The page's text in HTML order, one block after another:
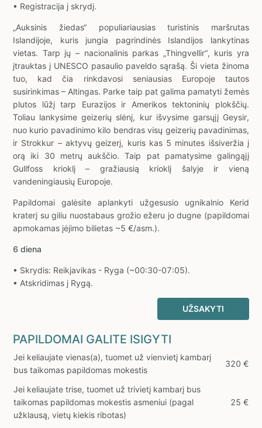
• Registracija į skrydį.
„Auksinis žiedas“ populiariausias turistinis maršrutas
Islandijoje, kuris jungia pagrindinės Islandijos lankytinas
vietas. Tarp jų – nacionalinis parkas „Thingvellir“, kuris yra
įtrauktas į UNESCO pasaulio paveldo sąrašą. Ši vieta žinoma
tuo, kad čia rinkdavosi seniausias Europoje tautos
susirinkimas – Altingas. Parke taip pat galima pamatyti žemės
plutos lūžį tarp Eurazijos ir Amerikos tektoninių plokščių.
Toliau lankysime geizerių slėnį, kur išvysime garsųjį Geysir,
nuo kurio pavadinimo kilo bendras visų geizerių pavadinimas,
ir Strokkur – aktyvų geizerį, kuris kas 5 minutes išsiveržia į
orą iki 30 metrų aukščio. Taip pat pamatysime galingąjį
Gullfoss krioklį – gražiausią krioklį šalyje ir vieną
vandeningiausių Europoje.
Papildomai galėsite aplankyti užgesusio ugnikalnio Kerid
kraterį su giliu nuostabaus grožio ežeru jo dugne (papildomai
apmokamas įėjimo bilietas ~5 €/asm.).
6 diena
• Skrydis: Reikjavikas - Ryga (~00:30-07:05).
• Atskridimas į Rygą.
UŽSAKYTI
PAPILDOMAI GALITE ISIGYTI
Jei keliaujate vienas(a), tuomet už vienvietį kambarį
bus taikomas papildomas mokestis
320 €
Jei keliaujate trise, tuomet už trivietį kambarį bus
taikomas papildomas mokestis asmeniui (pagal
užklausą, vietų kiekis ribotas)
25 €